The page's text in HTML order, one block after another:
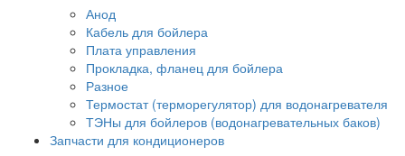
Анод
Кабель для бойлера
Плата управления
Прокладка, фланец для бойлера
Разное
Термостат (терморегулятор) для водонагревателя
ТЭНы для бойлеров (водонагревательных баков)
Запчасти для кондиционеров